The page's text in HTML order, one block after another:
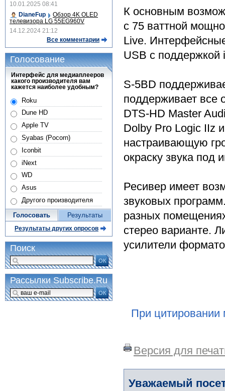
К основным
с 75 ваттной
Live.
USB с поддержкой
S-5BD
поддерживает все
DTS-HD Master
Dolby Pro Logic IIz
настраивающую
окраску звука
Ресивер имеет
звуковых
разных
стерео варианте.
усилители
При цитировании
Версия для
Уважаемый
10.01.2025 08:41
DianeFup
Обзор 4K OLED
телевизора LG 55EG960V
14.12.2024 21:12
Все комментарии
Голосование
Интерфейс для медиаплееров
какого производителя вам
кажется наиболее удобным?
Roku
Dune HD
Apple TV
Syabas (Pocorn)
Iconbit
iNext
WD
Asus
Другого производителя
Голосовать Результаты
Результаты других опросов
Поиск
ОК
Рассылки Subscribe.Ru
ОК